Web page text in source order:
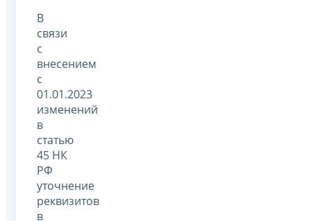
В
связи
с
внесением
с
01.01.2023
изменений
в
статью
45 НК
РФ
уточнение
реквизитов
в